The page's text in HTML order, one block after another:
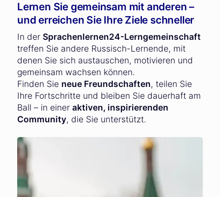
Lernen Sie gemeinsam mit anderen –
und erreichen Sie Ihre Ziele schneller
In der Sprachenlernen24-Lerngemeinschaft
treffen Sie andere Russisch-Lernende, mit
denen Sie sich austauschen, motivieren und
gemeinsam wachsen können.
Finden Sie neue Freundschaften, teilen Sie
Ihre Fortschritte und bleiben Sie dauerhaft am
Ball – in einer aktiven, inspirierenden
Community, die Sie unterstützt.